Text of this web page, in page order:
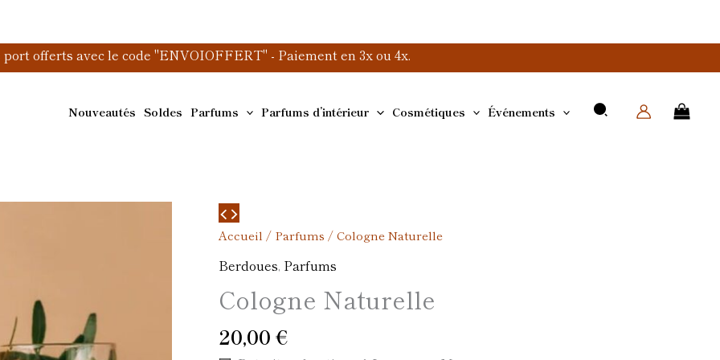
offerts avec le code "ENVOIOFFERT" - Paiement en 3x ou 4x.
Nouveautés Soldes Parfums Parfums d’intérieur Cosmétiques Événements
Accueil / Parfums / Cologne Naturelle
Berdoues, Parfums
Cologne Naturelle
20,00 €
quantité
de
Cologne